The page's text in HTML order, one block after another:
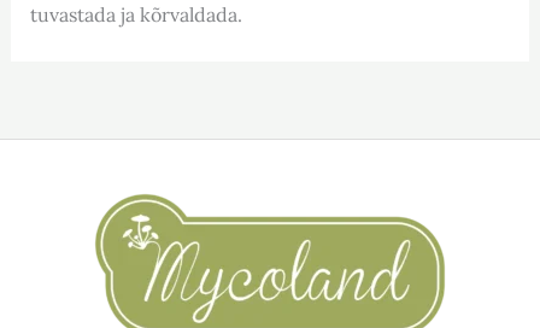
tuvastada ja kõrvaldada.